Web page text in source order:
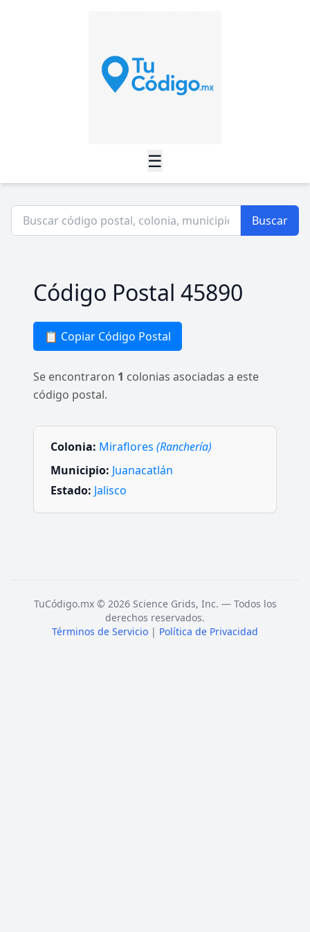
☰
Buscar
Código Postal 45890
📋 Copiar Código Postal
Se encontraron 1 colonias asociadas a este
código postal.
Colonia: Miraflores (Ranchería)
Municipio: Juanacatlán
Estado: Jalisco
TuCódigo.mx © 2026 Science Grids, Inc. — Todos los
derechos reservados.
Términos de Servicio | Política de Privacidad